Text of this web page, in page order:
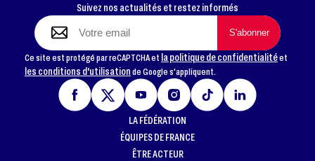
Suivez nos actualités et restez informés
Ce site est protégé par reCAPTCHA et la politique de confidentialitéet
les conditions d'utilisationde Google s'appliquent.
LA FÉDÉRATION
ÉQUIPES DE FRANCE
ÊTRE ACTEUR